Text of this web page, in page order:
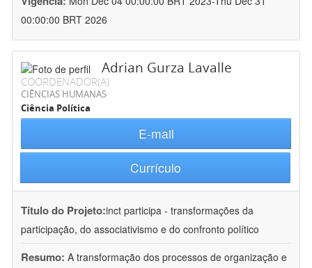
00:00:00 BRT 2026
Adrian Gurza Lavalle
COORDENADOR(A)
CIÊNCIAS HUMANAS
Ciência Política
E-mail
Currículo
Título do Projeto:inct participa - transformações da
participação, do associativismo e do confronto político
Resumo: A transformação dos processos de organização e